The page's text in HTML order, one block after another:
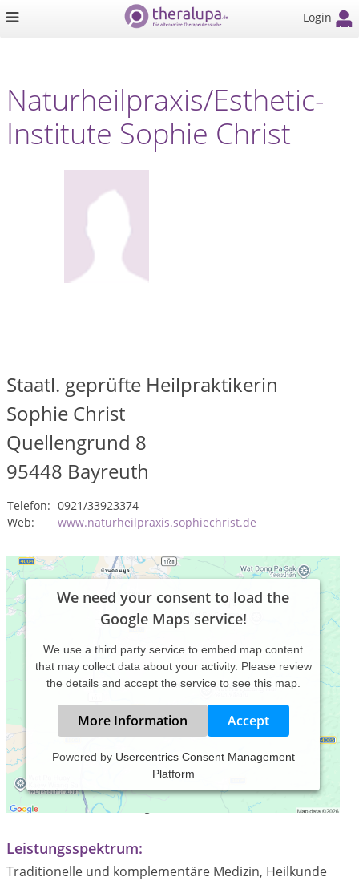
Login
Naturheilpraxis/Esthetic-
Institute Sophie Christ
Staatl. geprüfte Heilpraktikerin
Sophie Christ
Quellengrund 8
95448 Bayreuth
Telefon: 0921/33923374
Web:
www.naturheilpraxis.sophiechrist.de
We need your consent to load the
Google Maps service!
We use a third party service to embed map content
that may collect data about your activity. Please review
the details and accept the service to see this map.
More Information Accept
Powered by Usercentrics Consent Management
Platform
Praxiszeiten:
Termin nach vereinbarung
Leistungsspektrum:
Traditionelle und komplementäre Medizin, Heilkunde